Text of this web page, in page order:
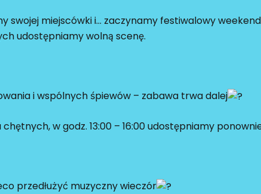
swojej miejscówki i… zaczynamy festiwalowy
udostępniamy wolną scenę.
i wspólnych śpiewów – zabawa trwa dalej
w godz. 13:00 – 16:00 udostępniamy
przedłużyć muzyczny wieczór